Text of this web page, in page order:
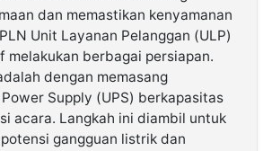
dan memastikan kenyamanan
Unit Layanan Pelanggan (ULP)
melakukan berbagai persiapan.
dengan memasang
Supply (UPS) berkapasitas
acara. Langkah ini diambil untuk
gangguan listrik dan